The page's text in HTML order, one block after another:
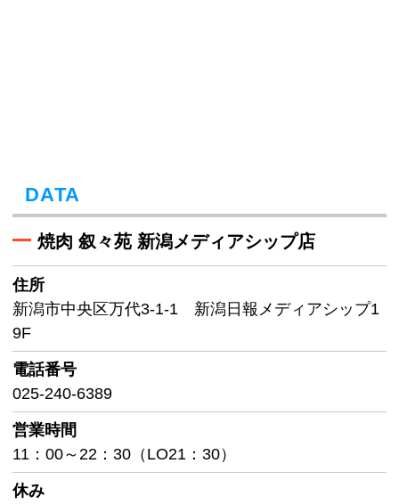
DATA
焼肉 叙々苑 新潟メディアシップ店
住所
新潟市中央区万代3-1-1 新潟日報メディアシップ1
9F
電話番号
025-240-6389
営業時間
11：00～22：30（LO21：30）
休み